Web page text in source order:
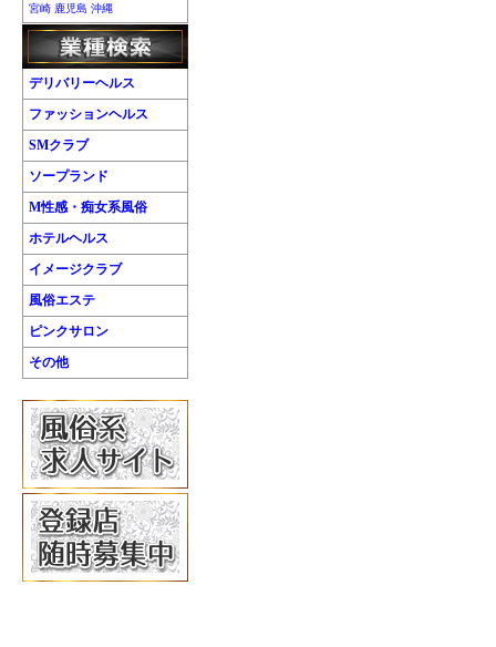
宮崎 鹿児島 沖縄
デリバリーヘルス
ファッションヘルス
SMクラブ
ソープランド
M性感・痴女系風俗
ホテルヘルス
イメージクラブ
風俗エステ
ピンクサロン
その他